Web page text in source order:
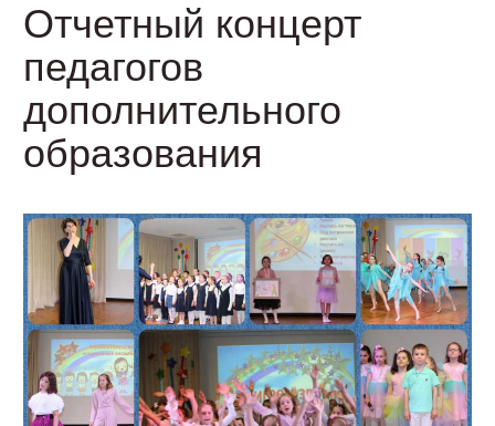
Отчетный концерт
педагогов
дополнительного
образования